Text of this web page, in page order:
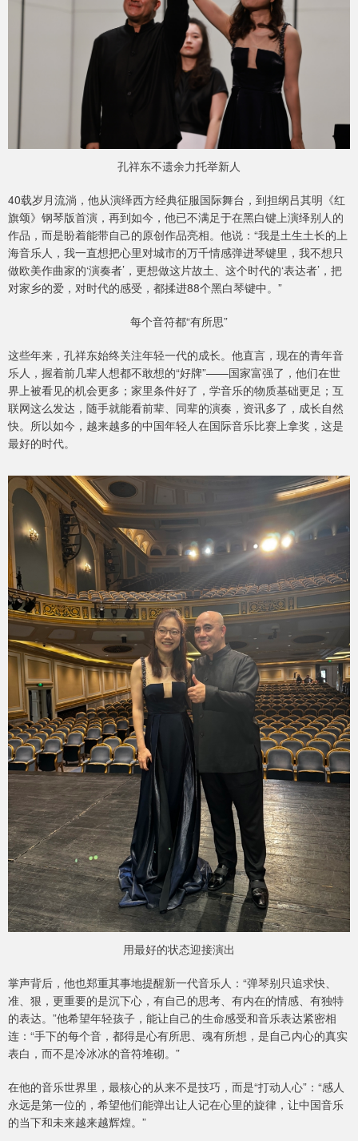
孔祥东不遗余力托举新人
40载岁月流淌，他从演绎西方经典征服国际舞台，到担纲吕其明《红
旗颂》钢琴版首演，再到如今，他已不满足于在黑白键上演绎别人的
作品，而是盼着能带自己的原创作品亮相。他说：“我是土生土长的上
海音乐人，我一直想把心里对城市的万千情感弹进琴键里，我不想只
做欧美作曲家的‘演奏者’，更想做这片故土、这个时代的‘表达者’，把
对家乡的爱，对时代的感受，都揉进88个黑白琴键中。”
每个音符都“有所思”
这些年来，孔祥东始终关注年轻一代的成长。他直言，现在的青年音
乐人，握着前几辈人想都不敢想的“好牌”——国家富强了，他们在世
界上被看见的机会更多；家里条件好了，学音乐的物质基础更足；互
联网这么发达，随手就能看前辈、同辈的演奏，资讯多了，成长自然
快。所以如今，越来越多的中国年轻人在国际音乐比赛上拿奖，这是
最好的时代。
用最好的状态迎接演出
掌声背后，他也郑重其事地提醒新一代音乐人：“弹琴别只追求快、
准、狠，更重要的是沉下心，有自己的思考、有内在的情感、有独特
的表达。”他希望年轻孩子，能让自己的生命感受和音乐表达紧密相
连：“手下的每个音，都得是心有所思、魂有所想，是自己内心的真实
表白，而不是冷冰冰的音符堆砌。”
在他的音乐世界里，最核心的从来不是技巧，而是“打动人心”：“感人
永远是第一位的，希望他们能弹出让人记在心里的旋律，让中国音乐
的当下和未来越来越辉煌。”